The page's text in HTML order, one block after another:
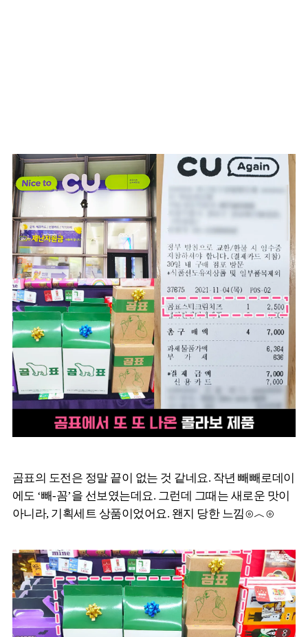
곰표의 도전은 정말 끝이 없는 것 같네요. 작년 빼빼로데이
에도 ‘빼-꼼’을 선보였는데요. 그런데 그때는 새로운 맛이
아니라, 기획세트 상품이었어요. 왠지 당한 느낌⊙︿⊙